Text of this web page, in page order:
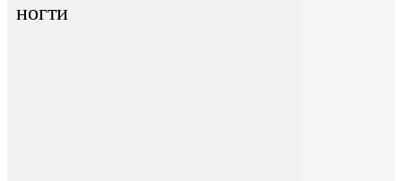
ногтиГорячая линия